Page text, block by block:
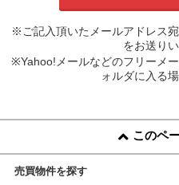
※ご記入頂いたメールアドレス
をお送り
※Yahoo!メールなどのフリーメ
ォルダに入る
このペ
売買物件を探す